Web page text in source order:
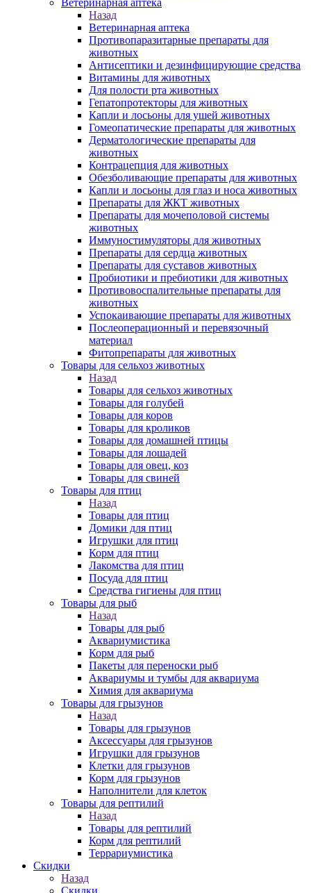
Ветеринарная аптека
Назад
Ветеринарная аптека
Противопаразитарные препараты для
животных
Антисептики и дезинфицирующие средства
Витамины для животных
Для полости рта животных
Гепатопротекторы для животных
Капли и лосьоны для ушей животных
Гомеопатические препараты для животных
Дерматологические препараты для
животных
Контрацепция для животных
Обезболивающие препараты для животных
Капли и лосьоны для глаз и носа животных
Препараты для ЖКТ животных
Препараты для мочеполовой системы
животных
Иммуностимуляторы для животных
Препараты для сердца животных
Препараты для суставов животных
Пробиотики и пребиотики для животных
Противовоспалительные препараты для
животных
Успокаивающие препараты для животных
Послеоперационный и перевязочный
материал
Фитопрепараты для животных
Товары для сельхоз животных
Назад
Товары для сельхоз животных
Товары для голубей
Товары для коров
Товары для кроликов
Товары для домашней птицы
Товары для лошадей
Товары для овец, коз
Товары для свиней
Товары для птиц
Назад
Товары для птиц
Домики для птиц
Игрушки для птиц
Корм для птиц
Лакомства для птиц
Посуда для птиц
Средства гигиены для птиц
Товары для рыб
Назад
Товары для рыб
Аквариумистика
Корм для рыб
Пакеты для переноски рыб
Аквариумы и тумбы для аквариума
Химия для аквариума
Товары для грызунов
Назад
Товары для грызунов
Аксессуары для грызунов
Игрушки для грызунов
Клетки для грызунов
Корм для грызунов
Наполнители для клеток
Товары для рептилий
Назад
Товары для рептилий
Корм для рептилий
Террариумистика
Скидки
Назад
Скидки